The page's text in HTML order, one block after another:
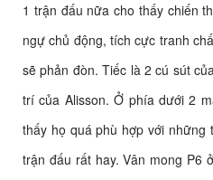
1 trận đấu nữa cho thấy chiến
ngự chủ động, tích cực tranh
sẽ phản đòn. Tiếc là 2 cú sút
trí của Alisson. Ở phía dưới 2
thấy họ quá phù hợp với những
trận đấu rất hay. Vân mong P6